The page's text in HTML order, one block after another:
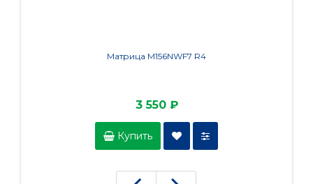
Матрица M156NWF7 R4
3 550 ₽
Купить